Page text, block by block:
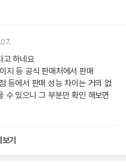
고 하네요
등 공식 판매처에서 판매
등에서 판매 성능 차이는 거의 없
수 있으니 그 부분만 확인 해보면
보기